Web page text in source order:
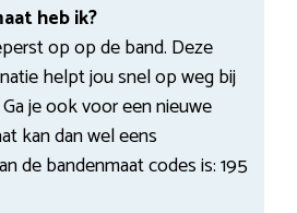
heb ik?
op op de band. Deze
helpt jou snel op weg bij
je ook voor een nieuwe
kan dan wel eens
de bandenmaat codes is: 195